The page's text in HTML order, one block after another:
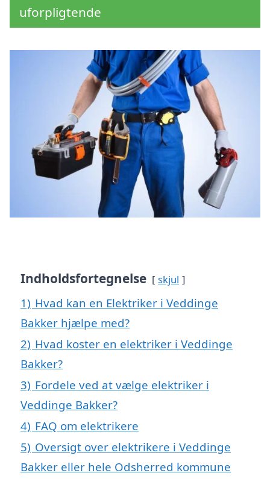
uforpligtende
Indholdsfortegnelse skjul
1) Hvad kan en Elektriker i Veddinge
Bakker hjælpe med?
2) Hvad koster en elektriker i Veddinge
Bakker?
3) Fordele ved at vælge elektriker i
Veddinge Bakker?
4) FAQ om elektrikere
5) Oversigt over elektrikere i Veddinge
Bakker eller hele Odsherred kommune